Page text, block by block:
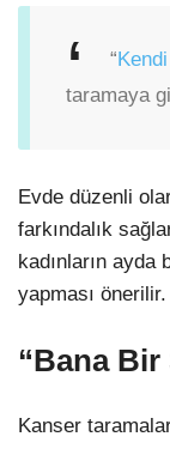
“
taramaya
Evde düzenli
farkındalık
kadınların
yapması önerilir.
“Bana Bir
Kanser